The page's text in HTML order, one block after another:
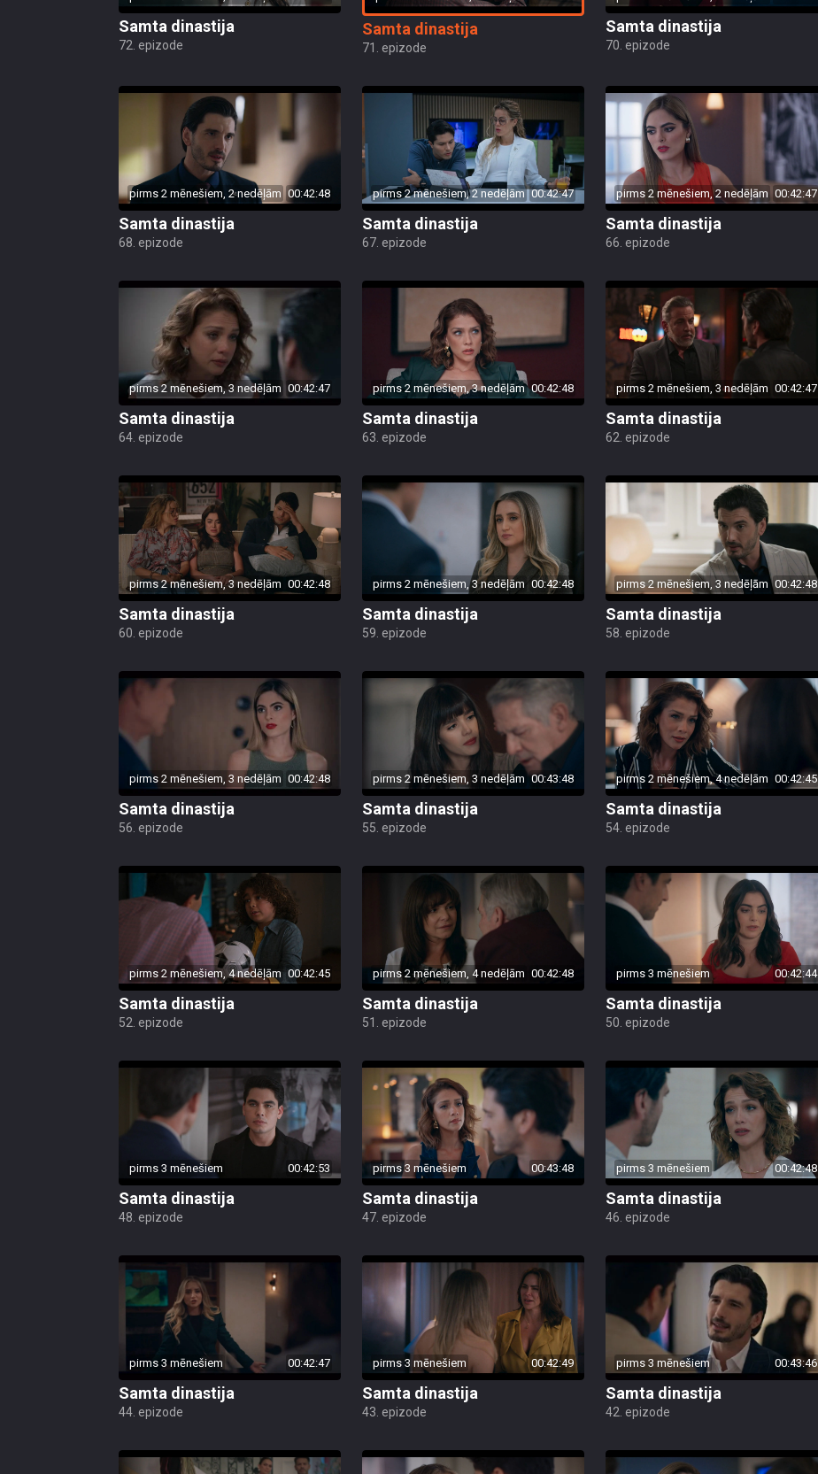
Samta dinastija
72. epizode
Samta dinastija
71. epizode
Samta dinastija
70. epizode
pirms 2 mēnešiem, 2 nedēļām 00:42:48
Samta dinastija
68. epizode
pirms 2 mēnešiem, 2 nedēļām 00:42:47
Samta dinastija
67. epizode
pirms 2 mēnešiem, 2 nedēļām 00:42:47
Samta dinastija
66. epizode
pirms 2 mēnešiem, 3 nedēļām 00:42:47
Samta dinastija
64. epizode
pirms 2 mēnešiem, 3 nedēļām 00:42:48
Samta dinastija
63. epizode
pirms 2 mēnešiem, 3 nedēļām 00:42:47
Samta dinastija
62. epizode
pirms 2 mēnešiem, 3 nedēļām 00:42:48
Samta dinastija
60. epizode
pirms 2 mēnešiem, 3 nedēļām 00:42:48
Samta dinastija
59. epizode
pirms 2 mēnešiem, 3 nedēļām 00:42:48
Samta dinastija
58. epizode
pirms 2 mēnešiem, 3 nedēļām 00:42:48
Samta dinastija
56. epizode
pirms 2 mēnešiem, 3 nedēļām 00:43:48
Samta dinastija
55. epizode
pirms 2 mēnešiem, 4 nedēļām 00:42:45
Samta dinastija
54. epizode
pirms 2 mēnešiem, 4 nedēļām 00:42:45
Samta dinastija
52. epizode
pirms 2 mēnešiem, 4 nedēļām 00:42:48
Samta dinastija
51. epizode
pirms 3 mēnešiem 00:42:44
Samta dinastija
50. epizode
pirms 3 mēnešiem 00:42:53
Samta dinastija
48. epizode
pirms 3 mēnešiem 00:43:48
Samta dinastija
47. epizode
pirms 3 mēnešiem 00:42:48
Samta dinastija
46. epizode
pirms 3 mēnešiem 00:42:47
Samta dinastija
44. epizode
pirms 3 mēnešiem 00:42:49
Samta dinastija
43. epizode
pirms 3 mēnešiem 00:43:46
Samta dinastija
42. epizode